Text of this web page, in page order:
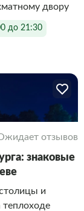
двору
до 21:30
отзывов
знаковые
и
теплоходе